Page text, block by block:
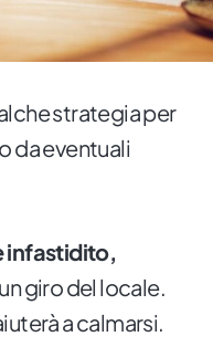
strategia per
da eventuali
infastidito,
giro del locale.
a calmarsi.